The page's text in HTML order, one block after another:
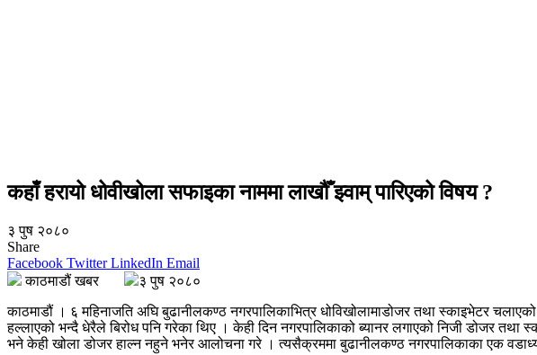
कहाँ हरायो धोवीखोला सफाइका नाममा लाखौँ झ्वाम् पारिएको विषय ?
३ पुष २०८०
Share
Facebook Twitter LinkedIn Email
काठमाडौं खबर
३ पुष २०८०
काठमाडौं । ६ महिनाजति अघि बुढानीलकण्ठ नगरपालिकाभित्र धोविखोलामाडोजर तथा स्काइभेटर
हल्लाएको भन्दै धेरैले बिरोध पनि गरेका थिए । केही दिन नगरपालिकाको ब्यानर लगाएको निजी डोजर तथा
भने केही खोला डोजर हाल्न नहुने भनेर आलोचना गरे । त्यसैक्रममा बुढानीलकण्ठ नगरपालिकाका एक